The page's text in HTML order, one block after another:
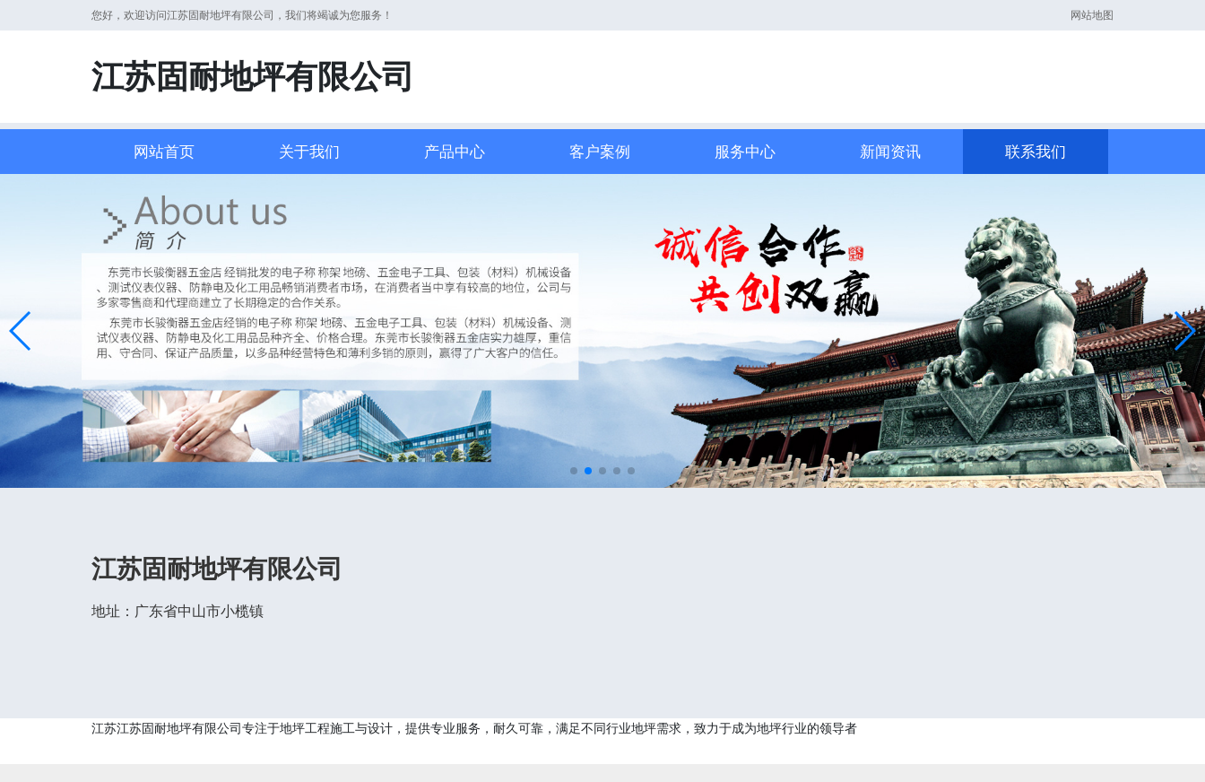
您好，欢迎访问江苏固耐地坪有限公司，我们将竭诚为您服务！ 网站地图
江苏固耐地坪有限公司
网站首页 关于我们 产品中心 客户案例 服务中心 新闻资讯 联系我们
江苏固耐地坪有限公司
地址：广东省中山市小榄镇
江苏江苏固耐地坪有限公司专注于地坪工程施工与设计，提供专业服务，耐久可靠，满足不同行业地坪需求，致力于成为地坪行业的领导者